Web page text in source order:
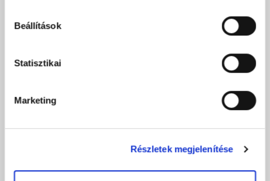
Beállítások
Statisztikai
Marketing
Részletek megjelenítése